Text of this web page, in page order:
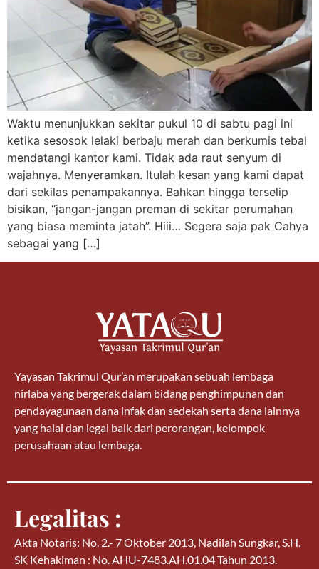
Waktu menunjukkan sekitar pukul 10 di sabtu pagi ini
ketika sesosok lelaki berbaju merah dan berkumis tebal
mendatangi kantor kami. Tidak ada raut senyum di
wajahnya. Menyeramkan. Itulah kesan yang kami dapat
dari sekilas penampakannya. Bahkan hingga terselip
bisikan, “jangan-jangan preman di sekitar perumahan
yang biasa meminta jatah”. Hiii… Segera saja pak Cahya
sebagai yang […]
Yayasan Takrimul Qur’an merupakan sebuah lembaga
nirlaba yang bergerak dalam bidang penghimpunan dan
pendayagunaan dana infak dan sedekah serta dana lainnya
yang halal dan legal baik dari perorangan, kelompok
perusahaan atau lembaga.
Legalitas :
Akta Notaris: No. 2.- 7 Oktober 2013, Nadilah Sungkar, S.H.
SK Kehakiman : No. AHU-7483.AH.01.04 Tahun 2013.